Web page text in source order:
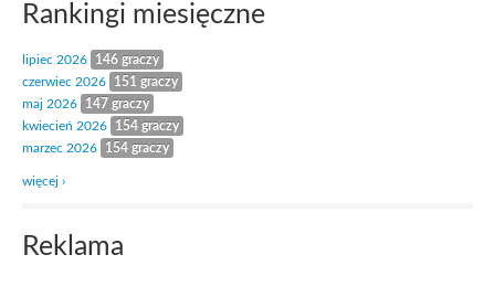
Rankingi miesięczne
lipiec 2026
146 graczy
czerwiec 2026
151 graczy
maj 2026
147 graczy
kwiecień 2026
154 graczy
marzec 2026
154 graczy
więcej ›
Reklama